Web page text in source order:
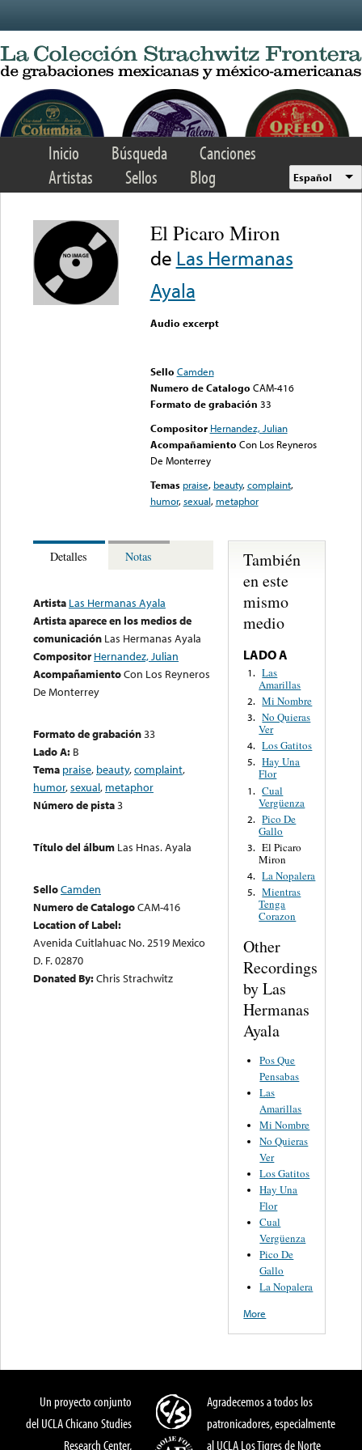
Inicio Búsqueda
Canciones
Artistas
Sellos Blog Español
El Picaro Miron
de Las Hermanas
Ayala
Audio excerpt
Sello Camden
Numero de Catalogo CAM-416
Formato de grabación 33
Compositor Hernandez, Julian
Acompañamiento Con Los Reyneros
De Monterrey
Temas praise, beauty,complaint,
humor,sexual, metaphor
Detalles Notas
Artista Las Hermanas Ayala
Artista aparece en los medios de
comunicación Las Hermanas Ayala
Compositor Hernandez, Julian
AcompañamientoCon Los Reyneros
De Monterrey
Formato de grabación33
Lado A: B
Tema praise, beauty,complaint,
humor,sexual, metaphor
Número de pista3
Título del álbum Las Hnas. Ayala
SelloCamden
Numero de CatalogoCAM-416
Location of Label:
Avenida Cuitlahuac No. 2519 Mexico
D. F. 02870
Donated By:Chris Strachwitz
También
en este
mismo
medio
LADO A
1. Las
Amarillas
2. Mi Nombre
3. No Quieras
Ver
4. Los Gatitos
5. Hay Una
Flor
1. Cual
Vergüenza
2. Pico De
Gallo
3. El Picaro
Miron
4. La Nopalera
5. Mientras
Tenga
Corazon
Other
Recordings
by Las
Hermanas
Ayala
Pos Que
Pensabas
Las
Amarillas
Mi Nombre
No Quieras
Ver
Los Gatitos
Hay Una
Flor
Cual
Vergüenza
Pico De
Gallo
La Nopalera
More
Un proyecto conjunto
del UCLA Chicano Studies
Research Center,
Agradecemos a todos los
patronicadores, especialmente
al UCLA Los Tigres de Norte